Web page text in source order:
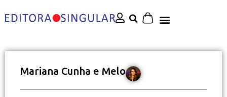
Mariana Cunha e Melo